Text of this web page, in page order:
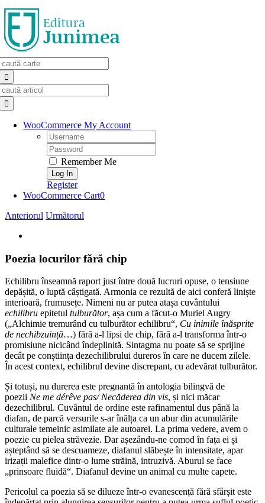
Skip
to
content
WooCommerce My Account
Username:
Password:
Remember Me
Register
WooCommerce Cart0
Anteriorul Următorul
Image
Poezia locurilor fără chip
Echilibru înseamnă raport just între două lucruri opuse, o tensiune
depășită, o luptă câștigată. Armonia ce rezultă de aici conferă liniște
interioară, frumusețe. Nimeni nu ar putea atașa cuvântului
echilibru epitetul tulburător, așa cum a făcut-o Muriel Augry
(„Alchimie tremurând cu tulburător echilibru“, Cu inimile înăsprite
de nechibzuință…) fără a-l lipsi de chip, fără a-l transforma într-o
promisiune nicicând îndeplinită. Sintagma nu poate să se sprijine
decât pe conștiința dezechilibrului dureros în care ne ducem zilele.
În acest context, echilibrul devine discrepant, cu adevărat tulburător.
Și totuși, nu durerea este pregnantă în antologia bilingvă de
poezii Ne me dérêve pas/ Necăderea din vis, și nici măcar
dezechilibrul. Cuvântul de ordine este rafinamentul dus până la
diafan, de parcă versurile s-ar înălța ca un abur din acumulările
culturale temeinic asimilate ale autoarei. La prima vedere, avem o
poezie cu pielea străvezie. Dar așezându-ne comod în fața ei și
așteptând să se descuameze, diafanul slăbește în intensitate, apar
irizații malefice dintr-o lume străină, intruzivă. Aburul se face
„prinsoare fluidă“. Diafanul devine un animal cu multe capete.
Pericolul ca poezia să se dilueze într-o evanescență fără sfârșit este